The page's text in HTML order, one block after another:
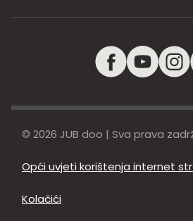
© 2026 JUB doo | Sva prava
Opći uvjeti korištenja internet
Kolačići